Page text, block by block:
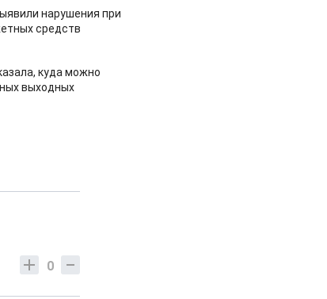
нарушения при
средств
куда можно
выходных
0